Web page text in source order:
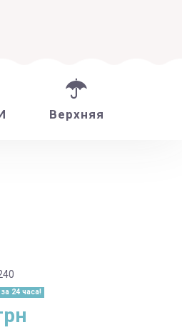
Верхняя
24 часа!